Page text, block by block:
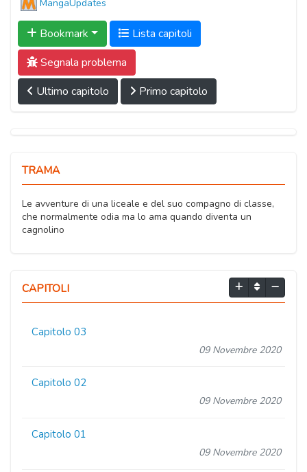
MangaUpdates
Bookmark
Lista capitoli
Segnala problema
Ultimo capitolo
Primo capitolo
TRAMA
Le avventure di una liceale e del suo compagno di classe,
che normalmente odia ma lo ama quando diventa un
cagnolino
CAPITOLI
Capitolo 03
09 Novembre 2020
Capitolo 02
09 Novembre 2020
Capitolo 01
09 Novembre 2020